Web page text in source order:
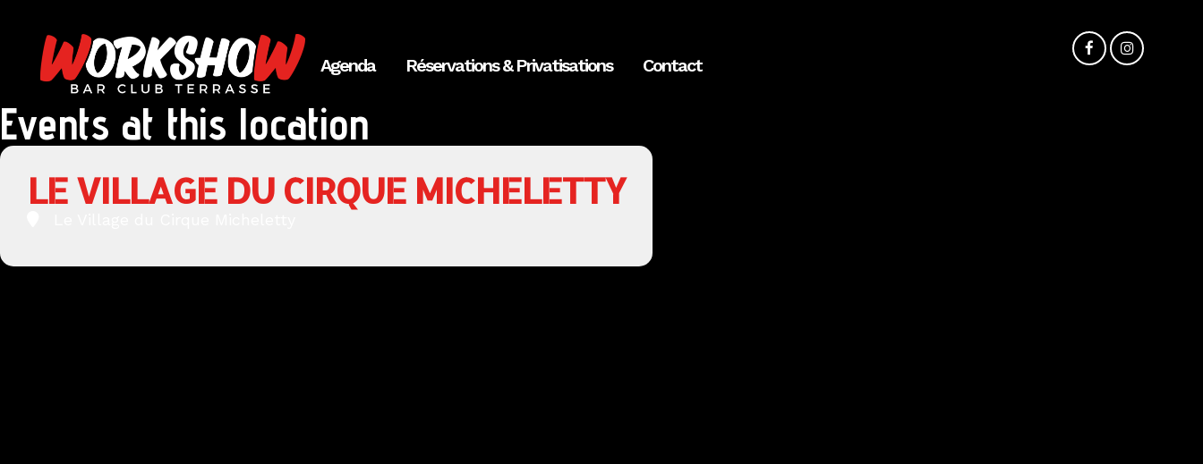
Agenda Réservations & Privatisations Contact
Events at this location
LE VILLAGE DU CIRQUE MICHELETTY